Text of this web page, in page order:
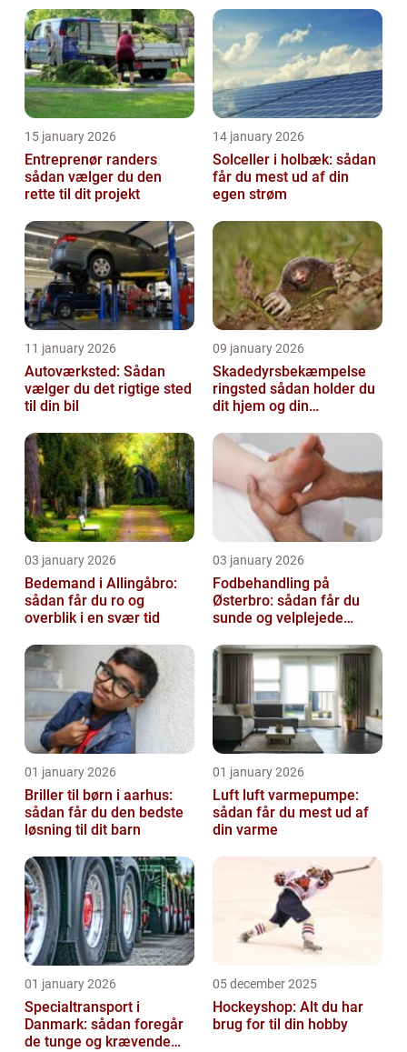
15 january 2026
Entreprenør randers
sådan vælger du den
rette til dit projekt
14 january 2026
Solceller i holbæk: sådan
får du mest ud af din
egen strøm
11 january 2026
Autoværksted: Sådan
vælger du det rigtige sted
til din bil
09 january 2026
Skadedyrsbekæmpelse
ringsted sådan holder du
dit hjem og din
gæster
03 january 2026
Bedemand i Allingåbro:
sådan får du ro og
overblik i en svær tid
03 january 2026
Fodbehandling på
Østerbro: sådan får du
sunde og velplejede
01 january 2026
Briller til børn i aarhus:
sådan får du den bedste
løsning til dit barn
01 january 2026
Luft luft varmepumpe:
sådan får du mest ud af
din varme
01 january 2026
Specialtransport i
Danmark: sådan foregår
de tunge og krævende
05 december 2025
Hockeyshop: Alt du har
brug for til din hobby